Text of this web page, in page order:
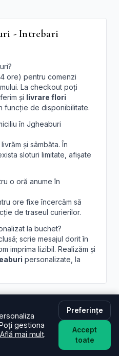
- Intrebari
ore) pentru comenzi
La checkout poți
și livrare flori
funcție de disponibilitate.
în Jgheaburi
și sâmbăta. În
sloturi limitate, afișate
o oră anume în
ore fixe încercăm să
de traseul curierilor.
la buchet?
scrie mesajul dorit în
imprima lizibil. Realizăm și
personalizate, la
gestiona
Află mai mult.
Preferințe
Accept
toate